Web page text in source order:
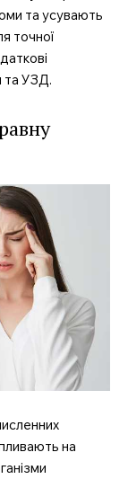
та усувають
точної
та УЗД.
на